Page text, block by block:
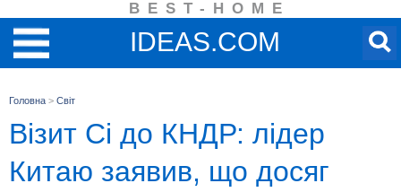
BEST-HOME
IDEAS.COM
Головна > Світ
Візит Сі до КНДР: лідер
Китаю заявив, що досяг